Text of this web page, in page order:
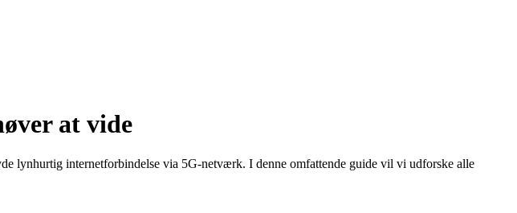
at vide
lynhurtig internetforbindelse via 5G-netværk. I denne omfattende guide vil vi udforske alle